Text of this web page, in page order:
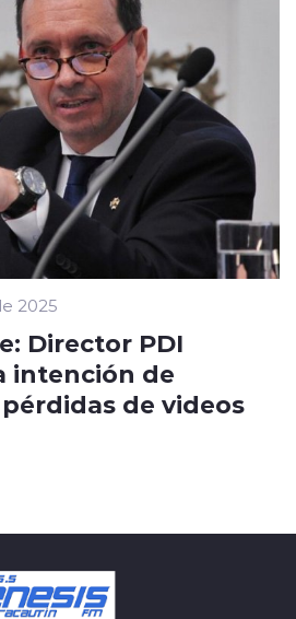
2025
Director PDI
intención de
de videos